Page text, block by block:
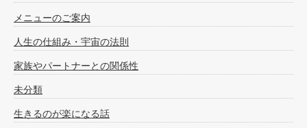
メニューのご案内
人生の仕組み・宇宙の法則
家族やパートナーとの関係性
未分類
生きるのが楽になる話